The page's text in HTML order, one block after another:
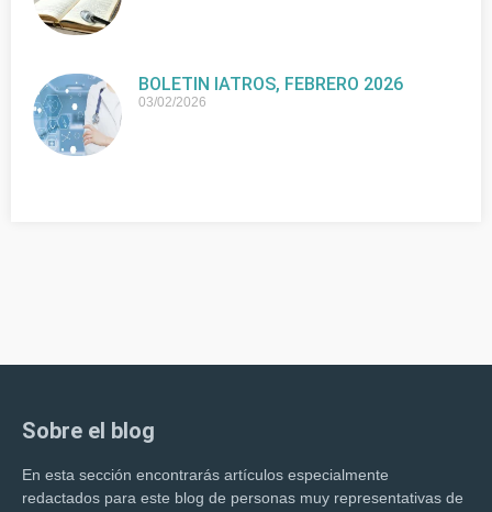
BOLETIN IATROS, FEBRERO 2026
03/02/2026
Sobre el blog
En esta sección encontrarás artículos especialmente
redactados para este blog de personas muy representativas de